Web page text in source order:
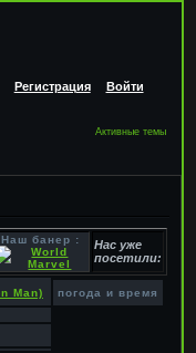
Регистрация Войти
Активные темы
Наш банер :
Нас уже
посетили:
погода и время